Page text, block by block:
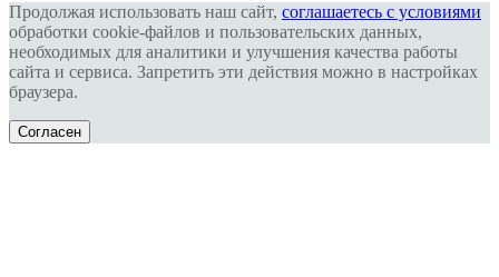
Продолжая использовать наш сайт, соглашаетесь с условиями
обработки cookie-файлов и пользовательских данных,
необходимых для аналитики и улучшения качества работы
сайта и сервиса. Запретить эти действия можно в настройках
браузера.
Согласен